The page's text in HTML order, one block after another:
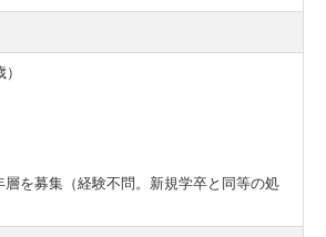
層を募集（経験不問。新規学卒と同等の処